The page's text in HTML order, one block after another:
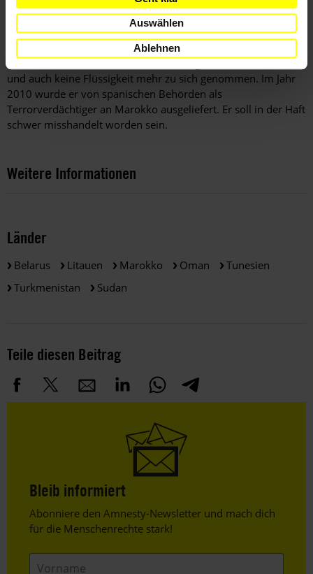
Auswählen
Ablehnen
seiner Familie und Postkarten von Unterstützern. Danach
verweigerte man ihm Rechte, die Gefangenen zustehen, wie
Telefongespräche, die Möglichkeit zu duschen und Hofgang.
Seit dem 25. Juli hatte Aarrass den Hungerstreik verschärft
und auch keine Flüssigkeit mehr zu sich genommen. Im Jahr
2010 wurde er von spanischen Behörden als
Terrorverdächtiger an Marokko ausgeliefert. Er soll in der Haft
schwer misshandelt worden sein.
Weitere Informationen
Länder
Belarus Litauen Marokko Oman
Tunesien
Turkmenistan
Sudan
Teile diesen Beitrag
Bleib informiert
Header
Text
Abonniere den Amnesty-Newsletter und mach dich
für die Menschenrechte stark!